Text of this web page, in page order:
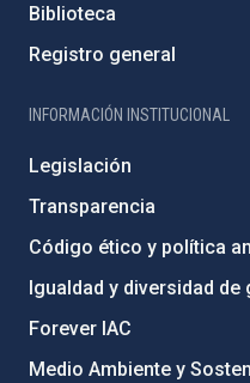
Biblioteca
Registro general
INFORMACIÓN INSTITUCIONAL
Legislación
Transparencia
Código ético y política
Igualdad y diversidad de
Forever IAC
Medio Ambiente y